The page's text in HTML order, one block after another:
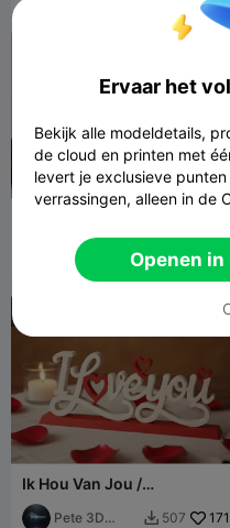
standaard
OrangeSs 95 35
Ik Hou Van Jou /
Valentijnsdag Decoratie
Pete 3D
 507 171
Ervaar het
Bekijk alle modeldetails,
de cloud en printen met
levert je exclusieve
verrassingen, alleen in de
Openen